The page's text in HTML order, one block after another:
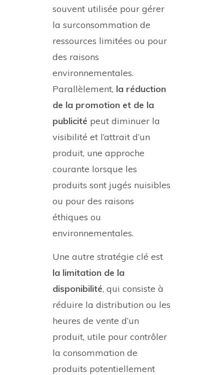
souvent utilisée pour gérer
la surconsommation de
ressources limitées ou pour
des raisons
environnementales.
Parallèlement, la réduction
de la promotion et de la
publicité peut diminuer la
visibilité et l’attrait d’un
produit, une approche
courante lorsque les
produits sont jugés nuisibles
ou pour des raisons
éthiques ou
environnementales.
Une autre stratégie clé est
la limitation de la
disponibilité, qui consiste à
réduire la distribution ou les
heures de vente d’un
produit, utile pour contrôler
la consommation de
produits potentiellement